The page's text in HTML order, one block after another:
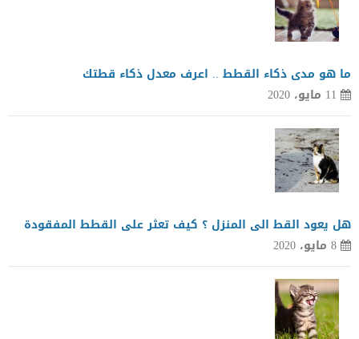
ما هو مدى ذكاء القطط .. اعرف معدل ذكاء قطتك
11 مايو، 2020
هل يعود القط الى المنزل ؟ كيف تعثر على القطط المفقودة
8 مايو، 2020